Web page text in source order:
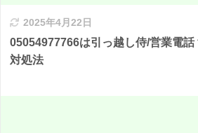
2025年4月22日
05054977766は引っ越し侍/営業電
対処法